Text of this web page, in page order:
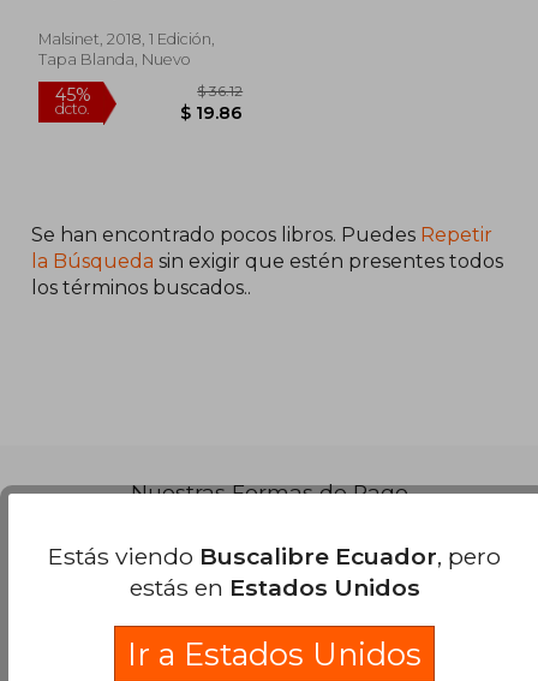
Malsinet, 2018, 1 Edición,
Tapa Blanda, Nuevo
45%
dcto.
$ 36.12
$ 19.86
Se han encontrado pocos libros. Puedes Repetir
la Búsqueda sin exigir que estén presentes todos
los términos buscados..
Nuestras Formas de Pago
Estás viendo Buscalibre Ecuador, pero
estás en Estados Unidos
Ir a Estados Unidos